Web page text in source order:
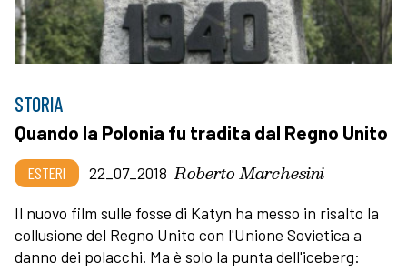
STORIA
Quando la Polonia fu tradita dal Regno Unito
ESTERI 22_07_2018 Roberto Marchesini
Il nuovo film sulle fosse di Katyn ha messo in risalto la
collusione del Regno Unito con l'Unione Sovietica a
danno dei polacchi. Ma è solo la punta dell'iceberg: